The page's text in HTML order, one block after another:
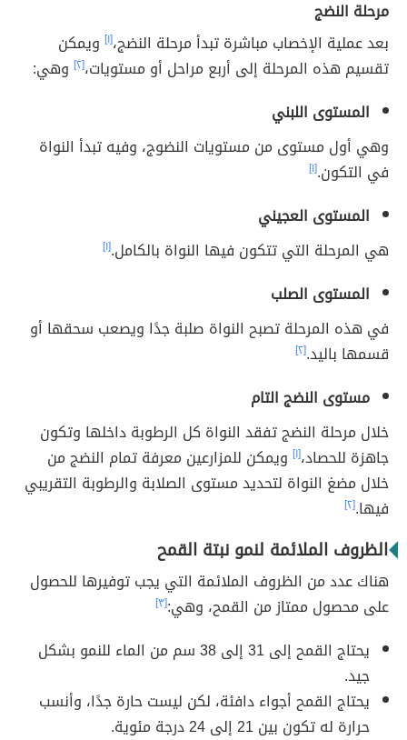
مرحلة النضج
بعد عملية الإخصاب مباشرة تبدأ مرحلة النضج،[١] ويمكن
تقسيم هذه المرحلة إلى أربع مراحل أو مستويات،[٢]
وهي:
المستوى اللبني
وهي أول مستوى من مستويات النضوج، وفيه تبدأ النواة
في التكون.[١]
المستوى العجيني
هي المرحلة التي تتكون فيها النواة بالكامل.[١]
المستوى الصلب
في هذه المرحلة تصبح النواة صلبة جدًا ويصعب سحقها أو
قسمها باليد.[٢]
مستوى النضج التام
خلال مرحلة النضج تفقد النواة كل الرطوبة داخلها وتكون
جاهزة للحصاد،[١] ويمكن للمزارعين معرفة تمام النضج من
خلال مضغ النواة لتحديد مستوى الصلابة والرطوبة التقريبي
فيها.[٢]
الظروف الملائمة لنمو نبتة القمح
هناك عدد من الظروف الملائمة التي يجب توفيرها للحصول
على محصول ممتاز من القمح، وهي:[٣]
يحتاج القمح إلى 31 إلى 38 سم من الماء للنمو بشكل
جيد.
يحتاج القمح أجواء دافئة، لكن ليست حارة جدًا، وأنسب
حرارة له تكون بين 21 إلى 24 درجة مئوية.